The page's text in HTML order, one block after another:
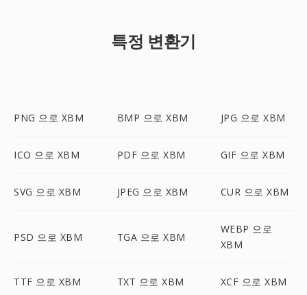
특정 변환기
PNG 으로 XBM BMP 으로 XBM JPG 으로 XBM
ICO 으로 XBM PDF 으로 XBM GIF 으로 XBM
SVG 으로 XBM JPEG 으로 XBM CUR 으로 XBM
PSD 으로 XBM TGA 으로 XBM
WEBP 으로
XBM
TTF 으로 XBM TXT 으로 XBM XCF 으로 XBM